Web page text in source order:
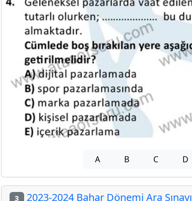
A B C D
3 2023-2024 Bahar Dönemi Ara Sınavı